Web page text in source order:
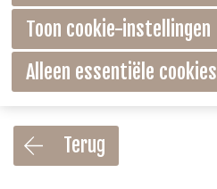
Terug
Toon cookie-instellingen
Alleen essentiële cookies